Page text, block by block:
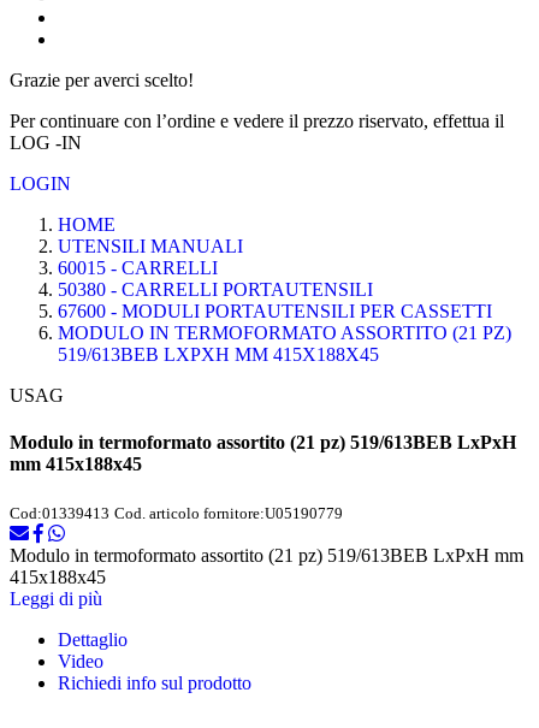
Grazie per averci scelto!
Per continuare con l’ordine e vedere il prezzo riservato, effettua il
LOG -IN
LOGIN
HOME
UTENSILI MANUALI
60015 - CARRELLI
50380 - CARRELLI PORTAUTENSILI
67600 - MODULI PORTAUTENSILI PER CASSETTI
MODULO IN TERMOFORMATO ASSORTITO (21 PZ)
519/613BEB LXPXH MM 415X188X45
USAG
Modulo in termoformato assortito (21 pz) 519/613BEB LxPxH
mm 415x188x45
Cod:01339413 Cod. articolo fornitore:U05190779
Modulo in termoformato assortito (21 pz) 519/613BEB LxPxH mm
415x188x45
Leggi di più
Dettaglio
Video
Richiedi info sul prodotto